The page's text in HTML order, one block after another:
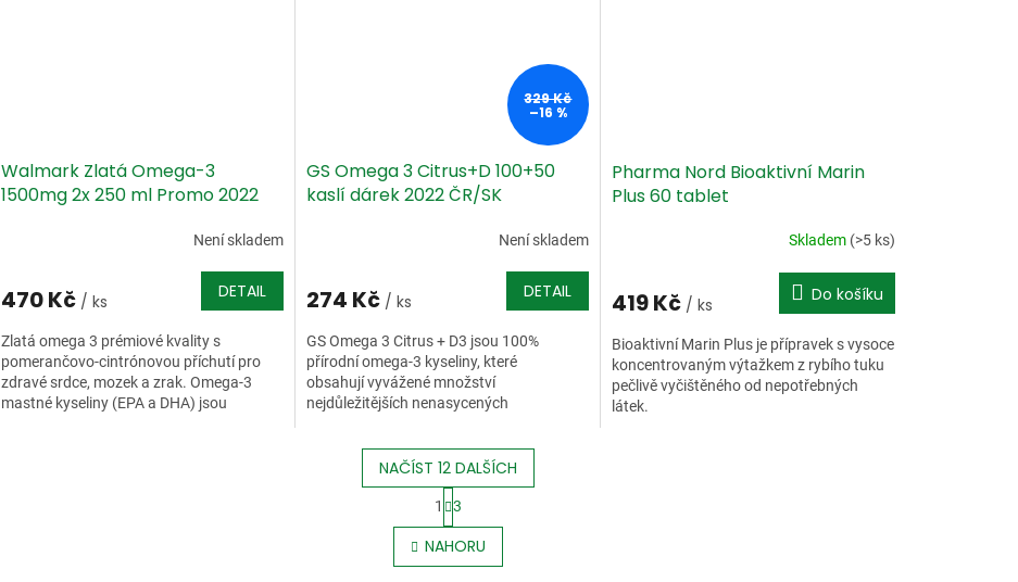
Walmark Zlatá Omega-3
1500mg 2x 250 ml Promo 2022
Není skladem
470 Kč / ks DETAIL
Zlatá omega 3 prémiové kvality s
pomerančovo-cintrónovou příchutí pro
zdravé srdce, mozek a zrak. Omega-3
mastné kyseliny (EPA a DHA) jsou
329 Kč
–16 %
GS Omega 3 Citrus+D 100+50
kaslí dárek 2022 ČR/SK
Není skladem
274 Kč / ks DETAIL
GS Omega 3 Citrus + D3 jsou 100%
přírodní omega-3 kyseliny, které
obsahují vyvážené množství
nejdůležitějších nenasycených
Pharma Nord Bioaktivní Marin
Plus 60 tablet
Skladem (>5 ks)
419 Kč / ks Do košíku
Bioaktivní Marin Plus je přípravek s vysoce
koncentrovaným výtažkem z rybího tuku
pečlivě vyčištěného od nepotřebných
látek.
O
v
NAČÍST 12 DALŠÍCH
S
t
r
á
n
1 3
NAHORU